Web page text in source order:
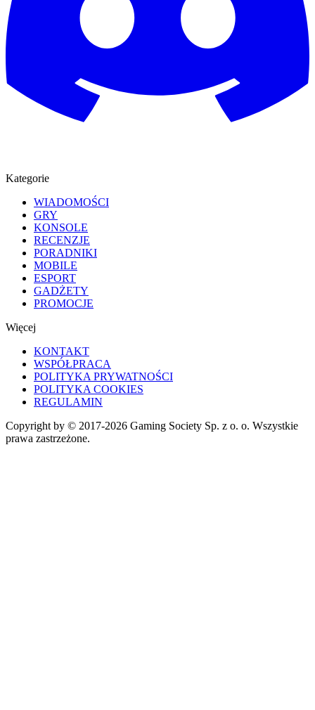
Kategorie
WIADOMOŚCI
GRY
KONSOLE
RECENZJE
PORADNIKI
MOBILE
ESPORT
GADŻETY
PROMOCJE
Więcej
KONTAKT
WSPÓŁPRACA
POLITYKA PRYWATNOŚCI
POLITYKA COOKIES
REGULAMIN
Copyright by © 2017-2026 Gaming Society Sp. z o. o. Wszystkie
prawa zastrzeżone.